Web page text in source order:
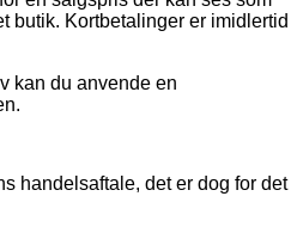
butik. Kortbetalinger er imidlertid
kan du anvende en
handelsaftale, det er dog for det